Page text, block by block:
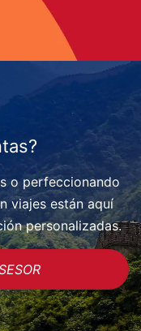
o perfeccionando
viajes están aquí
personalizadas.